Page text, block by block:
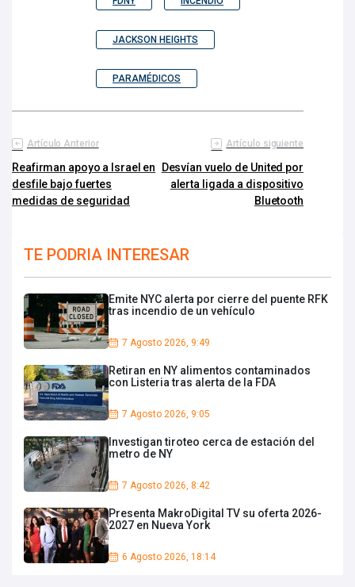
JACKSON HEIGHTS
PARAMÉDICOS
Artículo Anterior
Reafirman apoyo a Israel en
desfile bajo fuertes
medidas de seguridad
Artículo siguiente
Desvían vuelo de United por
alerta ligada a dispositivo
Bluetooth
TE PODRIA INTERESAR
Emite NYC alerta por cierre del puente RFK
tras incendio de un vehículo
7 Agosto 2026, 9:49
Retiran en NY alimentos contaminados
con Listeria tras alerta de la FDA
7 Agosto 2026, 9:05
Investigan tiroteo cerca de estación del
metro de NY
7 Agosto 2026, 8:42
Presenta MakroDigital TV su oferta 2026-
2027 en Nueva York
6 Agosto 2026, 18:14